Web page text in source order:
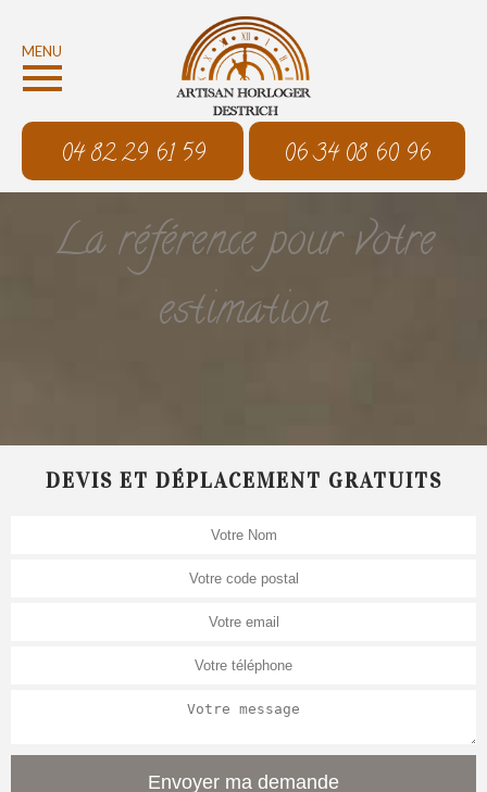
MENU
04 82 29 61 59 06 34 08 60 96
La référence pour votre
estimation
DEVIS ET DÉPLACEMENT GRATUITS